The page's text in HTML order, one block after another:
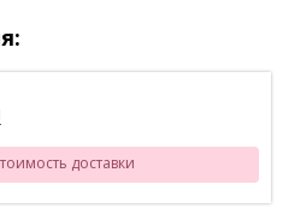
доставки